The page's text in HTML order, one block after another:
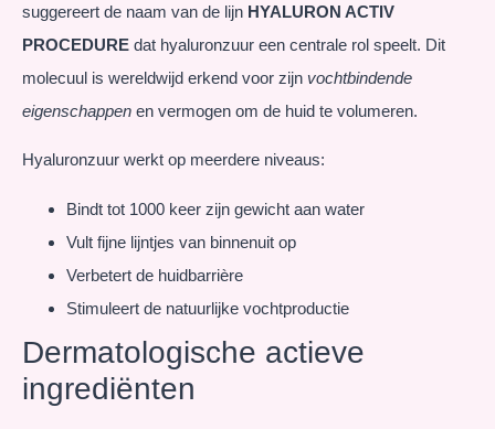
suggereert de naam van de lijn HYALURON ACTIV
PROCEDURE dat hyaluronzuur een centrale rol speelt. Dit
molecuul is wereldwijd erkend voor zijn vochtbindende
eigenschappen en vermogen om de huid te volumeren.
Hyaluronzuur werkt op meerdere niveaus:
Bindt tot 1000 keer zijn gewicht aan water
Vult fijne lijntjes van binnenuit op
Verbetert de huidbarrière
Stimuleert de natuurlijke vochtproductie
Dermatologische actieve
ingrediënten